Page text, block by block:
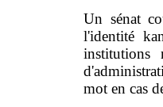
Un sénat
l'identité
institutions
mot en cas